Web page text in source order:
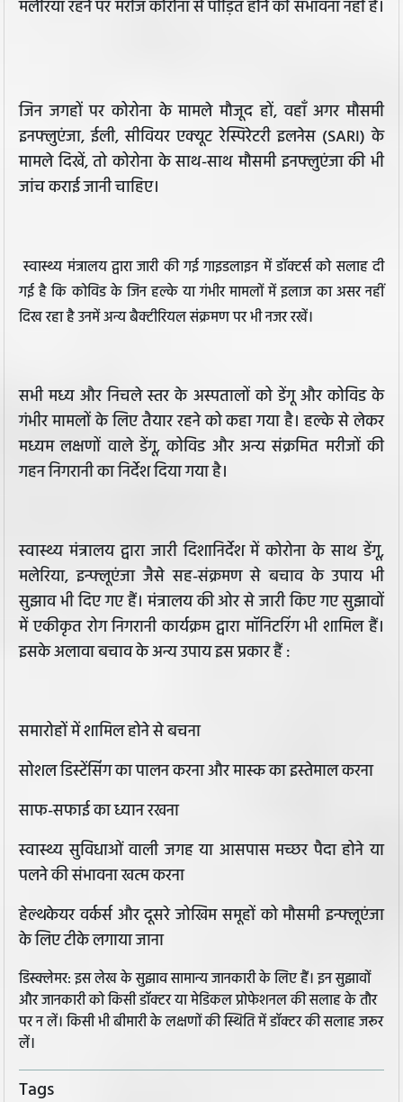
मलेरिया रहने पर मरीज कोरोना से पीड़ित होने की संभावना नहीं है।
जिन जगहों पर कोरोना के मामले मौजूद हों, वहाँ अगर मौसमी
इनफ्लुएंजा, ईली, सीवियर एक्यूट रेस्पिरेटरी इलनेस (SARI) के
मामले दिखें, तो कोरोना के साथ-साथ मौसमी इनफ्लुएंजा की भी
जांच कराई जानी चाहिए।
स्वास्थ्य मंत्रालय द्वारा जारी की गई गाइडलाइन में डॉक्टर्स को सलाह दी
गई है कि कोविड के जिन हल्के या गंभीर मामलों में इलाज का असर नहीं
दिख रहा है उनमें अन्य बैक्टीरियल संक्रमण पर भी नजर रखें।
सभी मध्य और निचले स्तर के अस्पतालों को डेंगू और कोविड के
गंभीर मामलों के लिए तैयार रहने को कहा गया है। हल्के से लेकर
मध्यम लक्षणों वाले डेंगू, कोविड और अन्य संक्रमित मरीजों की
गहन निगरानी का निर्देश दिया गया है।
स्वास्थ्य मंत्रालय द्वारा जारी दिशानिर्देश में कोरोना के साथ डेंगू,
मलेरिया, इन्फ्लूएंजा जैसे सह-संक्रमण से बचाव के उपाय भी
सुझाव भी दिए गए हैं। मंत्रालय की ओर से जारी किए गए सुझावों
में एकीकृत रोग निगरानी कार्यक्रम द्वारा मॉनिटरिंग भी शामिल हैं।
इसके अलावा बचाव के अन्य उपाय इस प्रकार हैं :
समारोहों में शामिल होने से बचना
सोशल डिस्टेंसिंग का पालन करना और मास्क का इस्तेमाल करना
साफ-सफाई का ध्यान रखना
स्वास्थ्य सुविधाओं वाली जगह या आसपास मच्छर पैदा होने या
पलने की संभावना खत्म करना
हेल्थकेयर वर्कर्स और दूसरे जोखिम समूहों को मौसमी इन्फ्लूएंजा
के लिए टीके लगाया जाना
डिस्क्लेमर: इस लेख के सुझाव सामान्य जानकारी के लिए हैं। इन सुझावों
और जानकारी को किसी डॉक्टर या मेडिकल प्रोफेशनल की सलाह के तौर
पर न लें। किसी भी बीमारी के लक्षणों की स्थिति में डॉक्टर की सलाह जरूर
लें।
Tags